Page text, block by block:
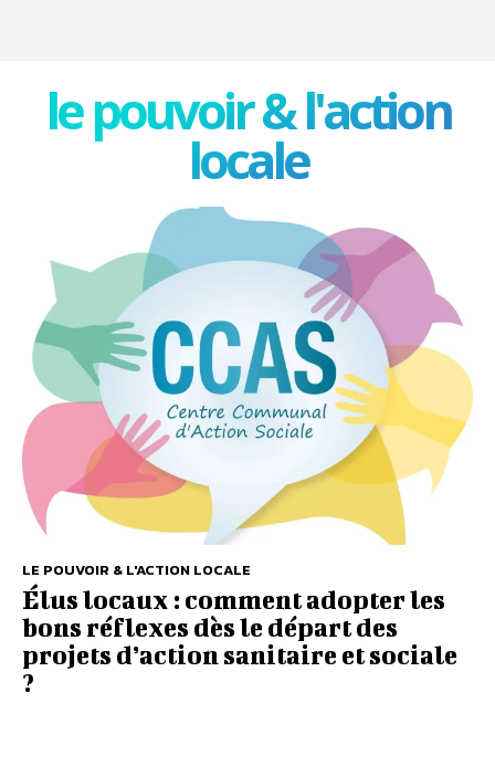
le pouvoir & l'action
locale
LE POUVOIR & L'ACTION LOCALE
Élus locaux : comment adopter les
bons réflexes dès le départ des
projets d’action sanitaire et sociale
?